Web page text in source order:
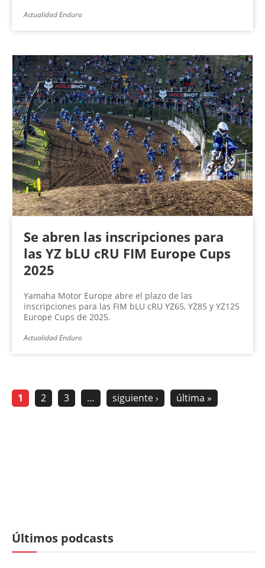
Actualidad Enduro
Se abren las inscripciones para
las YZ bLU cRU FIM Europe Cups
2025
Yamaha Motor Europe abre el plazo de las
inscripciones para las FIM bLU cRU YZ65, YZ85 y YZ125
Europe Cups de 2025.
Actualidad Enduro
1 2 3 … siguiente › última »
Últimos podcasts